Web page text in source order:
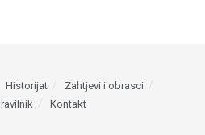
Historijat
Zahtjevi i obrasci
Kontakt